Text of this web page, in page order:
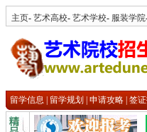
主页- 艺术高校- 艺术学校- 服装学院
留学信息 留学规划 申请攻略 签